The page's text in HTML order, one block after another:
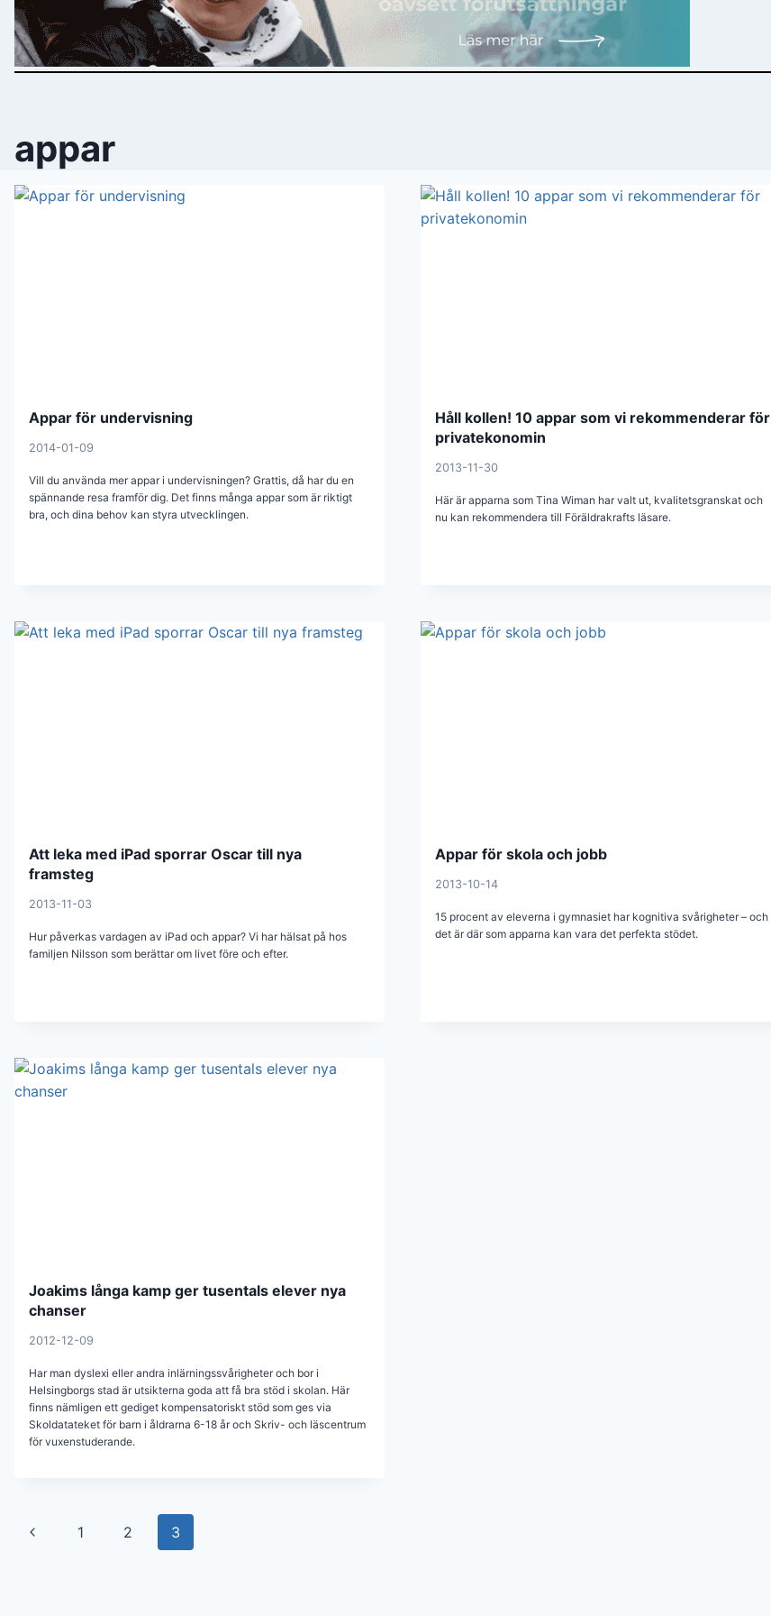
appar
Appar för undervisning
2014-01-09
Vill du använda mer appar i undervisningen? Grattis, då har du en
spännande resa framför dig. Det finns många appar som är riktigt
bra, och dina behov kan styra utvecklingen.
Håll kollen! 10 appar som vi rekommenderar för
privatekonomin
2013-11-30
Här är apparna som Tina Wiman har valt ut, kvalitetsgranskat och
nu kan rekommendera till Föräldrakrafts läsare.
Att leka med iPad sporrar Oscar till nya
framsteg
2013-11-03
Hur påverkas vardagen av iPad och appar? Vi har hälsat på hos
familjen Nilsson som berättar om livet före och efter.
Appar för skola och jobb
2013-10-14
15 procent av eleverna i gymnasiet har kognitiva svårigheter – och
det är där som apparna kan vara det perfekta stödet.
Joakims långa kamp ger tusentals elever nya
chanser
2012-12-09
Har man dyslexi eller andra inlärningssvårigheter och bor i
Helsingborgs stad är utsikterna goda att få bra stöd i skolan. Här
finns nämligen ett gediget kompensatoriskt stöd som ges via
Skoldatateket för barn i åldrarna 6-18 år och Skriv- och läscentrum
för vuxenstuderande.
Page
Previous
1 2 3